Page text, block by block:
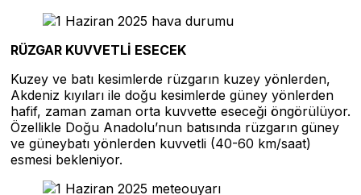
RÜZGAR KUVVETLİ ESECEK
Kuzey ve batı kesimlerde rüzgarın kuzey yönlerden,
Akdeniz kıyıları ile doğu kesimlerde güney yönlerden
hafif, zaman zaman orta kuvvette eseceği öngörülüyor.
Özellikle Doğu Anadolu’nun batısında rüzgarın güney
ve güneybatı yönlerden kuvvetli (40-60 km/saat)
esmesi bekleniyor.